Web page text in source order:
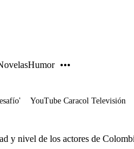
Humor
YouTube Caracol Televisión
y nivel de los actores de